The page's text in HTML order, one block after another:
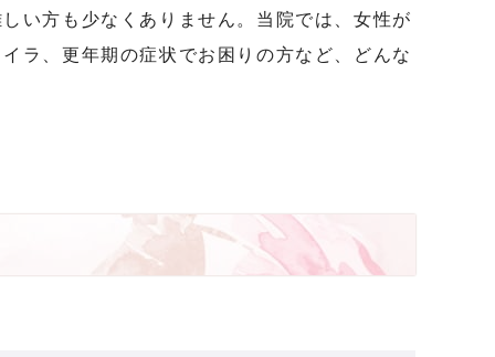
い方も少なくありません。当院では、女性が
ラ、更年期の症状でお困りの方など、どんな